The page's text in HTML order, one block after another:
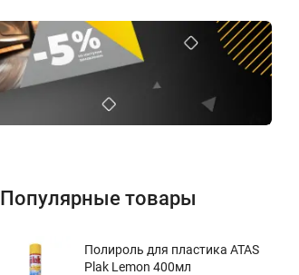
Популярные товары
Полироль для пластика ATAS
Plak Lemon 400мл